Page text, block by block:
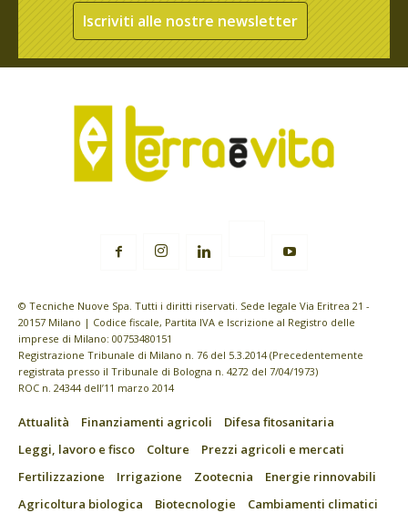
Iscriviti alle nostre newsletter
© Tecniche Nuove Spa. Tutti i diritti riservati. Sede legale Via Eritrea 21 -
20157 Milano | Codice fiscale, Partita IVA e Iscrizione al Registro delle
imprese di Milano: 00753480151
Registrazione Tribunale di Milano n. 76 del 5.3.2014 (Precedentemente
registrata presso il Tribunale di Bologna n. 4272 del 7/04/1973)
ROC n. 24344 dell’11 marzo 2014
Attualità Finanziamenti agricoli
Difesa fitosanitaria
Leggi, lavoro e fisco
Colture
Prezzi agricoli e mercati
Fertilizzazione
Irrigazione Zootecnia
Energie rinnovabili
Agricoltura biologica
Biotecnologie
Cambiamenti climatici